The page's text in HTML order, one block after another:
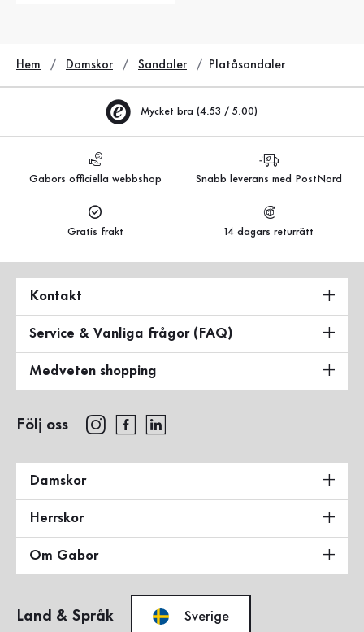
Hem Damskor Sandaler Platåsandaler
Mycket bra (4.53 / 5.00)
Gabors officiella webbshop Snabb leverans med PostNord
Gratis frakt 14 dagars returrätt
Kontakt
Service & Vanliga frågor (FAQ)
Medveten shopping
Följ oss
Damskor
Herrskor
Om Gabor
Land & Språk Sverige